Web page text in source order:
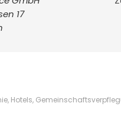
17
Hotels,